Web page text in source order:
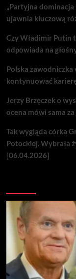
„Partyjna
ujawnia kluczową
Czy Władimir Putin
odpowiada na
Polska zawodniczka
kontynuować
Jerzy Brzęczek o
ocena mówi sama
Tak wygląda córka
Potockiej. Wybrała
[06.04.2026]